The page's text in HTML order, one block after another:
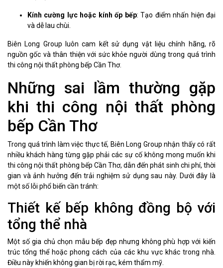
Kính cường lực hoặc kính ốp bếp: Tạo điểm nhấn hiện đại
và dễ lau chùi.
Biên Long Group luôn cam kết sử dụng vật liệu chính hãng, rõ
nguồn gốc và thân thiện với sức khỏe người dùng trong quá trình
thi công nội thất phòng bếp Cần Thơ.
Những sai lầm thường gặp
khi thi công nội thất phòng
bếp Cần Thơ
Trong quá trình làm việc thực tế, Biên Long Group nhận thấy có rất
nhiều khách hàng từng gặp phải các sự cố không mong muốn khi
thi công nội thất phòng bếp Cần Thơ, dẫn đến phát sinh chi phí, thời
gian và ảnh hưởng đến trải nghiệm sử dụng sau này. Dưới đây là
một số lỗi phổ biến cần tránh:
Thiết kế bếp không đồng bộ với
tổng thể nhà
Một số gia chủ chọn mẫu bếp đẹp nhưng không phù hợp với kiến
trúc tổng thể hoặc phong cách của các khu vực khác trong nhà.
Điều này khiến không gian bị rời rạc, kém thẩm mỹ.